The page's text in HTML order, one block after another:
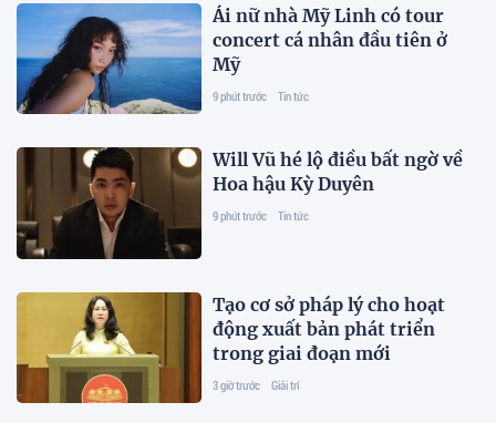
Ái nữ nhà Mỹ Linh có tour
concert cá nhân đầu tiên ở
Mỹ
9 phút trước Tin tức
Will Vũ hé lộ điều bất ngờ về
Hoa hậu Kỳ Duyên
9 phút trước Tin tức
Tạo cơ sở pháp lý cho hoạt
động xuất bản phát triển
trong giai đoạn mới
3 giờ trước Giải trí